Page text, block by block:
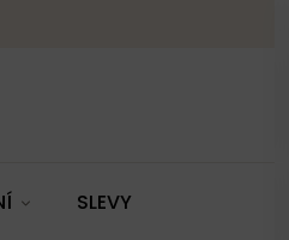
SLEVY